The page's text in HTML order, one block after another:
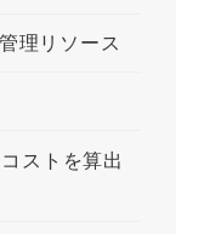
理リソース
ストを算出